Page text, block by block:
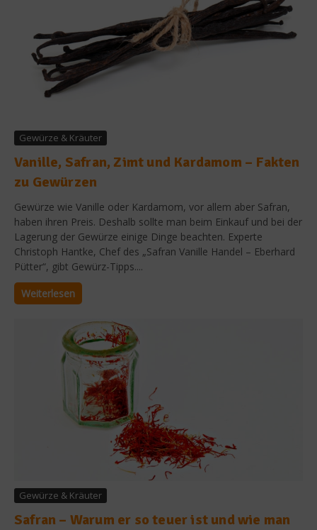
Gewürze & Kräuter
Vanille, Safran, Zimt und Kardamom – Fakten
zu Gewürzen
Gewürze wie Vanille oder Kardamom, vor allem aber Safran,
haben ihren Preis. Deshalb sollte man beim Einkauf und bei der
Lagerung der Gewürze einige Dinge beachten. Experte
Christoph Hantke, Chef des „Safran Vanille Handel – Eberhard
Pütter“, gibt Gewürz-Tipps....
Weiterlesen
Gewürze & Kräuter
Safran – Warum er so teuer ist und wie man